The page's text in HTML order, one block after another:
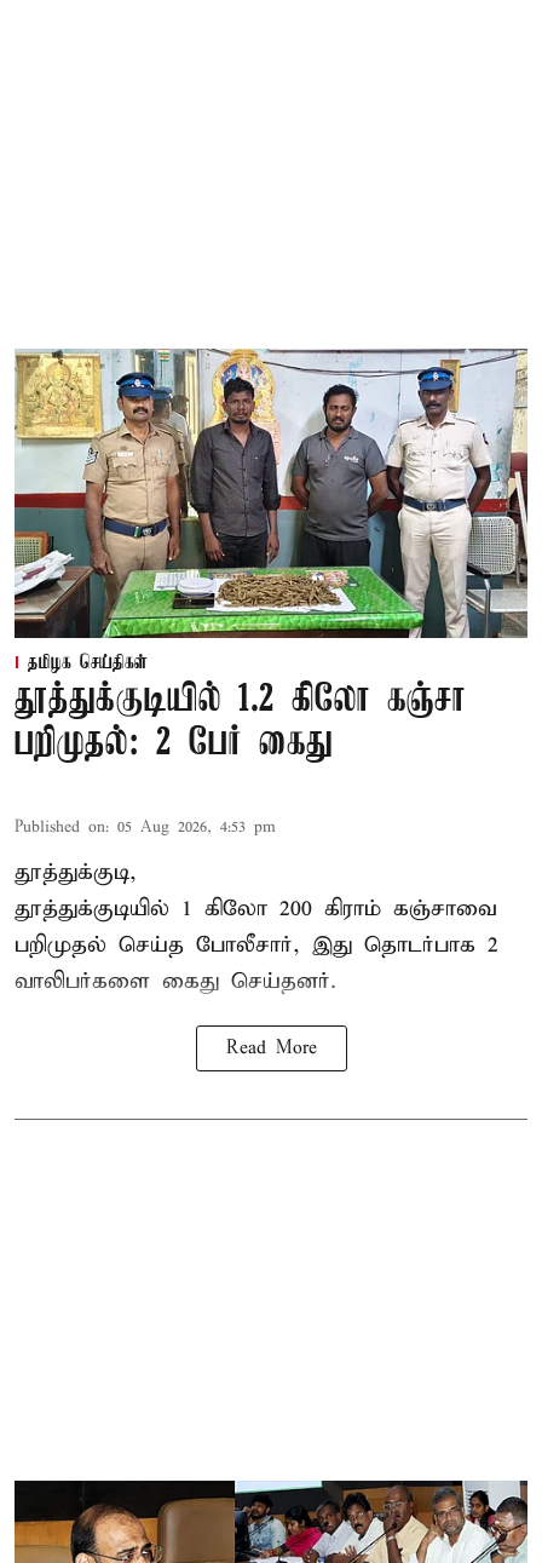
தமிழக செய்திகள்
தூத்துக்குடியில் 1.2 கிலோ கஞ்சா
பறிமுதல்: 2 பேர் கைது
Published on: 05 Aug 2026, 4:53 pm
தூத்துக்குடி,
தூத்துக்குடியில் 1 கிலோ 200 கிராம் கஞ்சாவை
பறிமுதல் செய்த போலீசார், இது தொடர்பாக 2
வாலிபர்களை கைது செய்தனர்.
Read More